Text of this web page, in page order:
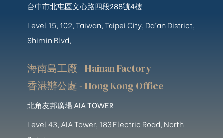
台中市北屯區文心路四段288號4樓
Level 15, 102, Taiwan, Taipei City, Da’an District,
Shimin Blvd,
海南島工廠 - Hainan Factory
香港辦公處 - Hong Kong Office
北角友邦廣場 AIA TOWER
Level 43, AIA Tower, 183 Electric Road, North